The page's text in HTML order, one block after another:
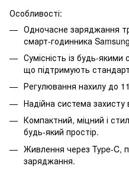
Особливості:
Одночасне заряджання
смарт-годинника
Сумісність із будь-
що підтримують
Регулювання нахилу до
Надійна система захисту
Компактний, міцний і
будь-який простір.
Живлення через Type-C,
заряджання.